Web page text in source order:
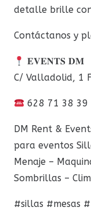
detalle brille
Contáctanos y
𝐄𝐕𝐄𝐍𝐓𝐒 𝐃𝐌
C/ Valladolid, 1
628 71 38 39
DM Rent &
para eventos
Menaje –
Sombrillas –
#sillas #mesas